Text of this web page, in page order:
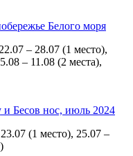
Белого моря
– 28.07 (1 место),
– 11.08 (2 места),
и Бесов нос, июль 2024
(1 место), 25.07 –